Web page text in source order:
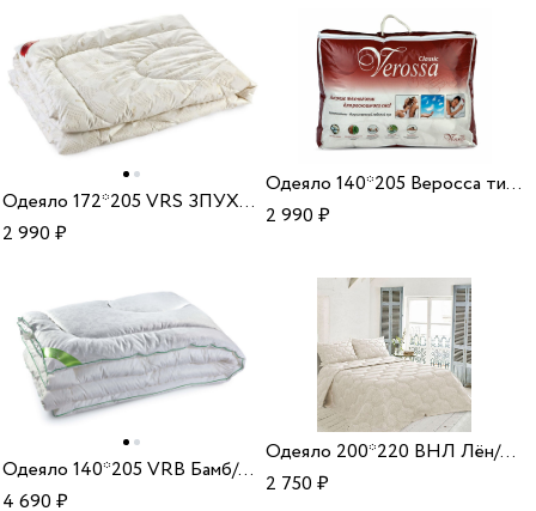
Одеяло 172*205 VRS ЗПУХ/ХБотб 300 33
2 990₽
Одеяло 140*205 Веросса тик/зам/пух
2 990₽
Одеяло 140*205 VRB Бамб/ХБ 150 22
4 690₽
Одеяло 200*220 ВНЛ Лён/ХБ 300 33
2 750₽